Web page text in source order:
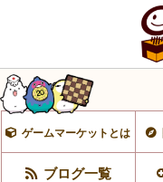
ゲームマーケットとは
ブログ一覧